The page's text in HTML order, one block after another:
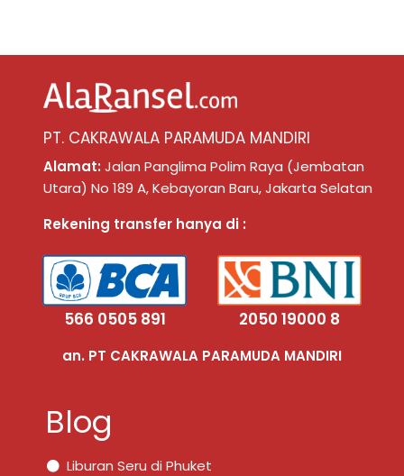
PT. CAKRAWALA PARAMUDA MANDIRI
Alamat: Jalan Panglima Polim Raya (Jembatan
Utara) No 189 A, Kebayoran Baru, Jakarta Selatan
Rekening transfer hanya di :
566 0505 891 2050 19000 8
an. PT CAKRAWALA PARAMUDA MANDIRI
Blog
Liburan Seru di Phuket